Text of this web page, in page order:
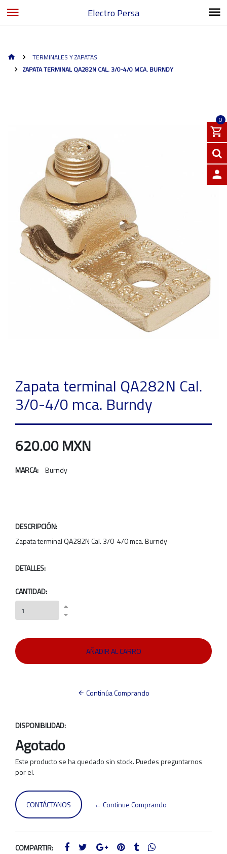
Electro Persa
0
TERMINALES Y ZAPATAS
ZAPATA TERMINAL QA282N CAL. 3/0-4/0 MCA. BURNDY
Zapata terminal QA282N Cal.
3/0-4/0 mca. Burndy
620.00 MXN
MARCA: Burndy
DESCRIPCIÓN:
Zapata terminal QA282N Cal. 3/0-4/0 mca. Burndy
DETALLES:
CANTIDAD:
Continúa Comprando
DISPONIBILIDAD:
Agotado
Este producto se ha quedado sin stock. Puedes preguntarnos
por el.
CONTÁCTANOS ← Continue Comprando
COMPARTIR: